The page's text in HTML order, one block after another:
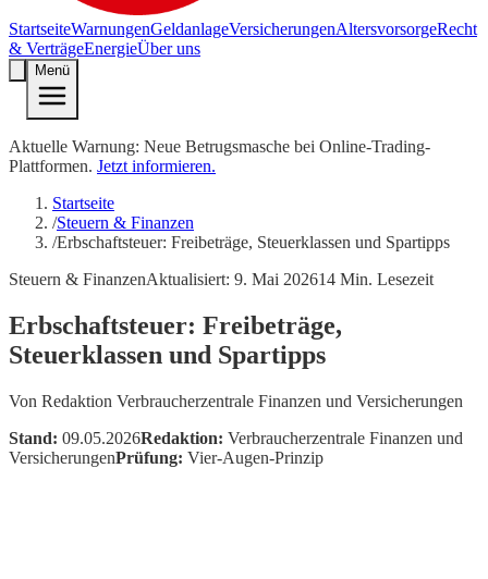
StartseiteWarnungenGeldanlageVersicherungenAltersvorsorgeRecht
& VerträgeEnergieÜber uns
Menü
Aktuelle Warnung: Neue Betrugsmasche bei Online-Trading-
Plattformen. Jetzt informieren.
Startseite
/Steuern & Finanzen
/Erbschaftsteuer: Freibeträge, Steuerklassen und Spartipps
Steuern & FinanzenAktualisiert: 9. Mai 202614 Min. Lesezeit
Erbschaftsteuer: Freibeträge,
Steuerklassen und Spartipps
Von Redaktion Verbraucherzentrale Finanzen und Versicherungen
Stand: 09.05.2026Redaktion: Verbraucherzentrale Finanzen und
VersicherungenPrüfung: Vier-Augen-Prinzip